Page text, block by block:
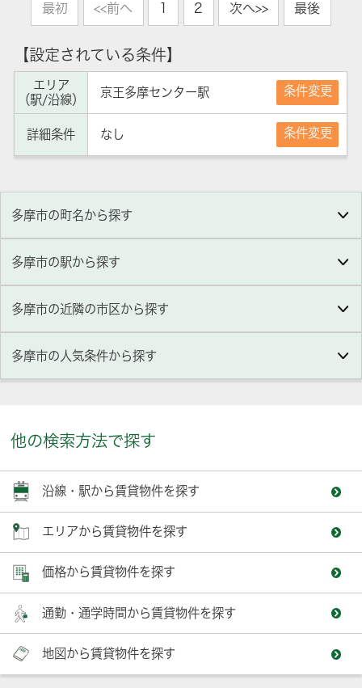
最初 <<前へ 1 2 次へ>> 最後
【設定されている条件】
エリア
（駅/沿線）
京王多摩センター駅 条件変更
詳細条件 なし 条件変更
多摩市の町名から探す
多摩市の駅から探す
多摩市の近隣の市区から探す
多摩市の人気条件から探す
他の検索方法で探す
沿線・駅から賃貸物件を探す
エリアから賃貸物件を探す
価格から賃貸物件を探す
通勤・通学時間から賃貸物件を探す
地図から賃貸物件を探す